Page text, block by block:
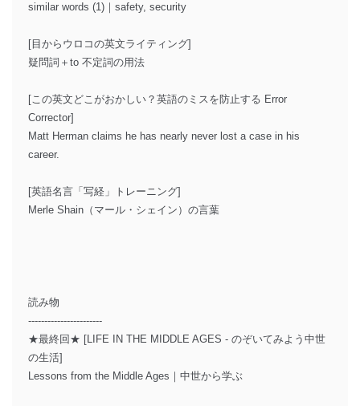
similar words (1)｜safety, security
[目からウロコの英文ライティング]
疑問詞＋to 不定詞の用法
[この英文どこがおかしい？英語のミスを防止する Error
Corrector]
Matt Herman claims he has nearly never lost a case in his
career.
[英語名言「写経」トレーニング]
Merle Shain（マール・シェイン）の言葉
読み物
-----------------------
★最終回★ [LIFE IN THE MIDDLE AGES - のぞいてみよう中世
の生活]
Lessons from the Middle Ages｜中世から学ぶ